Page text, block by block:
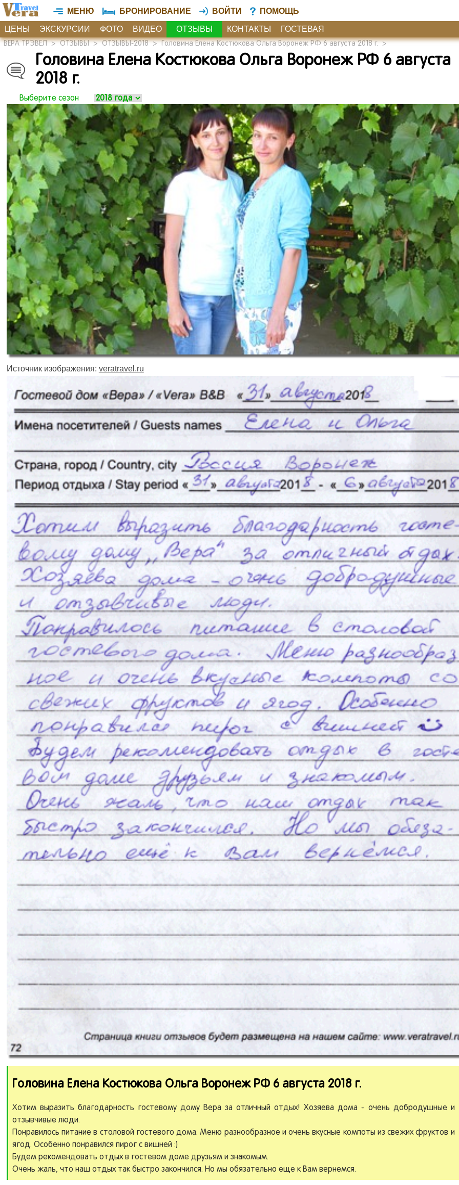
МЕНЮ БРОНИРОВАНИЕ ВОЙТИ ПОМОЩЬ
ЦЕНЫ ЭКСКУРСИИ ФОТО ВИДЕО ОТЗЫВЫ КОНТАКТЫ ГОСТЕВАЯ
ВЕРА ТРЭВЕЛ>ОТЗЫВЫ>ОТЗЫВЫ-2018>Головина Елена Костюкова Ольга Воронеж РФ 6 августа 2018 г.>
Головина Елена Костюкова Ольга Воронеж РФ 6 августа
2018 г.
Выберите сезон
Источник изображения: veratravel.ru
Головина Елена Костюкова Ольга Воронеж РФ 6 августа 2018 г.
Хотим выразить благодарность гостевому дому Вера за отличный отдых! Хозяева дома - очень добродушные и
отзывчивые люди.
Понравилось питание в столовой гостевого дома. Меню разнообразное и очень вкусные компоты из свежих фруктов и
ягод. Особенно понравился пирог с вишней :)
Будем рекомендовать отдых в гостевом доме друзьям и знакомым.
Очень жаль, что наш отдых так быстро закончился. Но мы обязательно еще к Вам вернемся.